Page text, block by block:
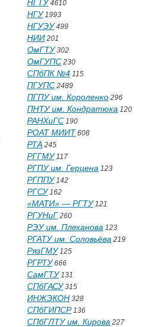
НГТУ4610
НГУ1993
НГУЭУ499
НИИ 201
ОмГТУ302
ОмГУПС 230
СПбПК №4 115
ПГУПС 2489
ПГПУ им. Короленко 296
ПНТУ им. Кондратюка 120
РАНХиГС 190
РОАТ МИИТ 608
РТА 245
РГГМУ117
РГПУ им. Герцена 123
РГППУ142
РГСУ162
«МАТИ» — РГТУ121
РГУНиГ 260
РЭУ им. Плеханова 123
РГАТУ им. Соловьёва 219
РязГМУ125
РГРТУ666
СамГТУ131
СПбГАСУ315
ИНЖЭКОН 328
СПбГИПСР136
СПбГЛТУ им. Кирова 227